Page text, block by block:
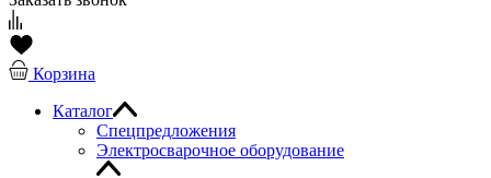
Корзина
Каталог
Спецпредложения
Электросварочное оборудование